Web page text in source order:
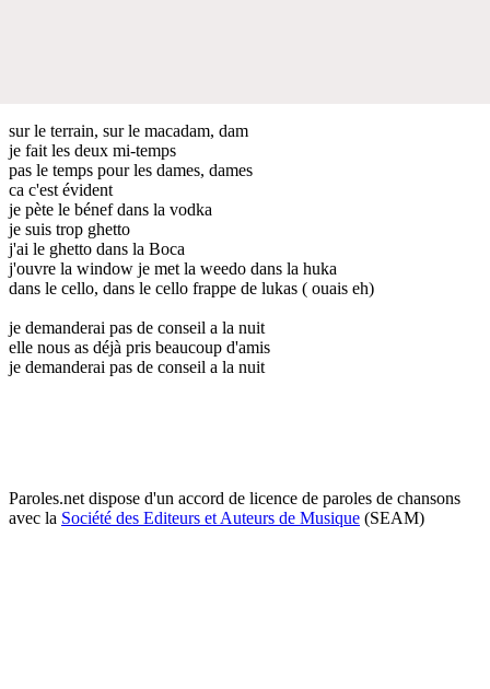
sur le terrain, sur le macadam, dam
je fait les deux mi-temps
pas le temps pour les dames, dames
ca c'est évident
je pète le bénef dans la vodka
je suis trop ghetto
j'ai le ghetto dans la Boca
j'ouvre la window je met la weedo dans la huka
dans le cello, dans le cello frappe de lukas ( ouais eh)
je demanderai pas de conseil a la nuit
elle nous as déjà pris beaucoup d'amis
je demanderai pas de conseil a la nuit
Paroles.net dispose d'un accord de licence de paroles de chansons
avec la Société des Editeurs et Auteurs de Musique (SEAM)